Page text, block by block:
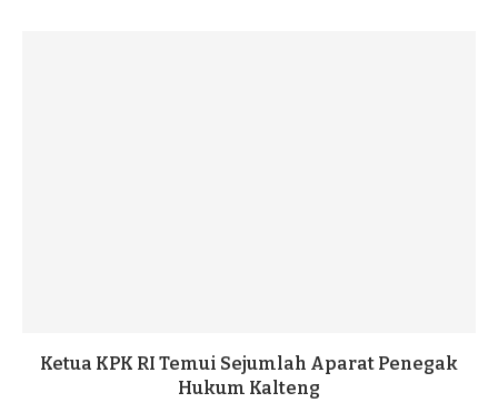
Ketua KPK RI Temui Sejumlah Aparat Penegak
Hukum Kalteng